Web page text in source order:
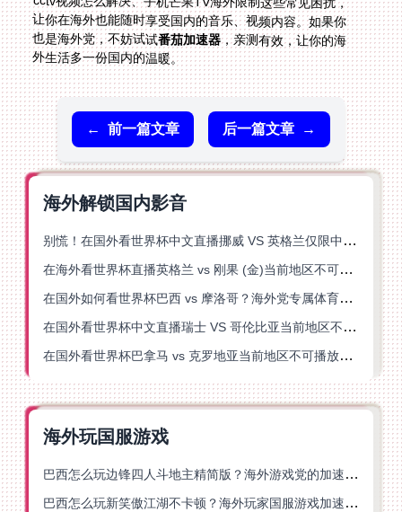
也是海外党，不妨试试番茄加速器，亲测有效，让你的海
外生活多一份国内的温暖。
← 前一篇文章 后一篇文章 →
海外解锁国内影音
别慌！在国外看世界杯中文直播挪威 VS 英格兰仅限中国大陆？这篇指南帮你搞定
在海外看世界杯直播英格兰 vs 刚果 (金)当前地区不可播放？这篇指南帮你突破所有限制
在国外如何看世界杯巴西 vs 摩洛哥？海外党专属体育观赛指南来了
在国外看世界杯中文直播瑞士 VS 哥伦比亚当前地区不可播放？这篇指南帮你搞定
在国外看世界杯巴拿马 vs 克罗地亚当前地区不可播放？这篇指南帮你轻松解决海外体育直播难题
海外玩国服游戏
巴西怎么玩边锋四人斗地主精简版？海外游戏党的加速器终极选择
巴西怎么玩新笑傲江湖不卡顿？海外玩家国服游戏加速终极指南（附猫和老鼠一梦江湖实测）